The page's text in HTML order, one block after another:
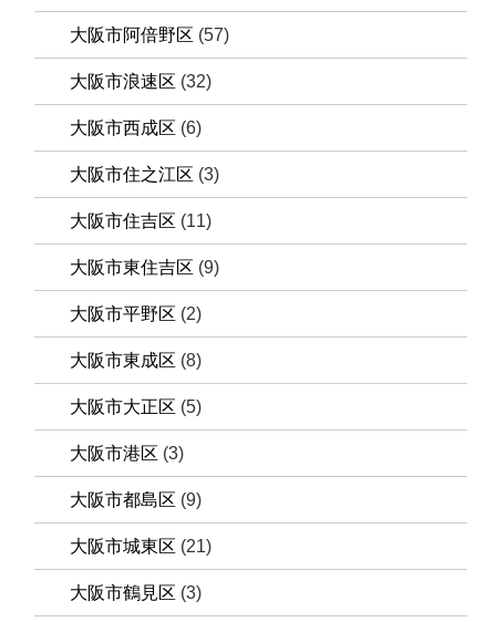
大阪市阿倍野区 (57)
大阪市浪速区 (32)
大阪市西成区 (6)
大阪市住之江区 (3)
大阪市住吉区 (11)
大阪市東住吉区 (9)
大阪市平野区 (2)
大阪市東成区 (8)
大阪市大正区 (5)
大阪市港区 (3)
大阪市都島区 (9)
大阪市城東区 (21)
大阪市鶴見区 (3)